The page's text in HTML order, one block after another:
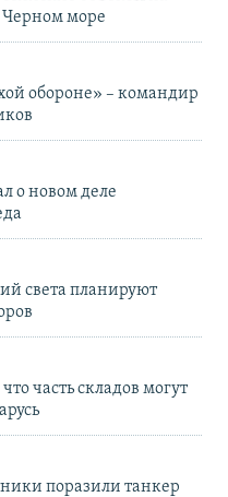
Черном море
обороне» – командир
о новом деле
света планируют
часть складов могут
поразили танкер